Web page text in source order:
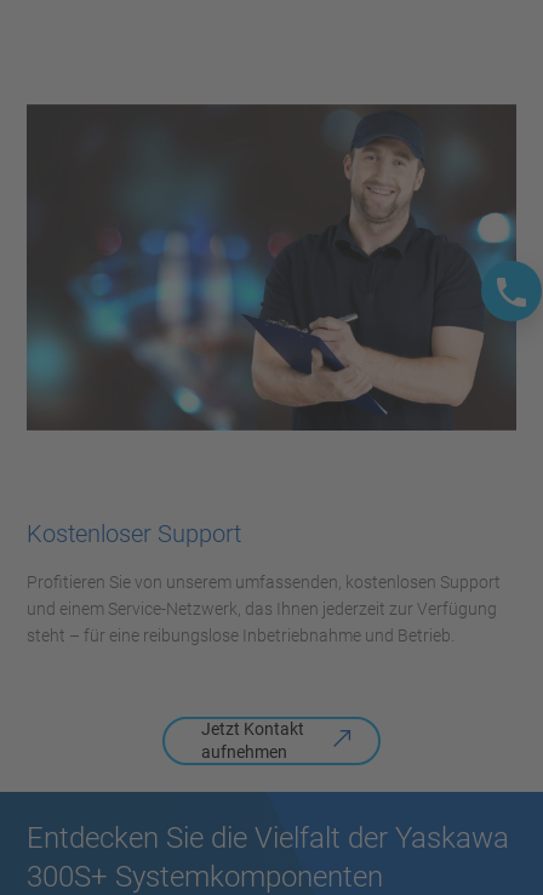
Kostenloser Support
Profitieren Sie von unserem umfassenden, kostenlosen Support
und einem Service-Netzwerk, das Ihnen jederzeit zur Verfügung
steht – für eine reibungslose Inbetriebnahme und Betrieb.
Jetzt Kontakt
aufnehmen
Entdecken Sie die Vielfalt der Yaskawa
300S+ Systemkomponenten